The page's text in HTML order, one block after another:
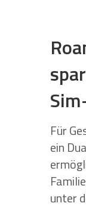
Für
ein
unter